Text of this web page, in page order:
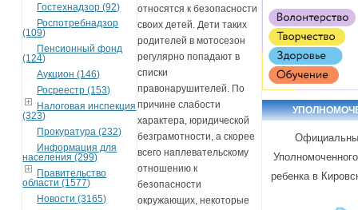
Гостехнадзор (92)
Роспотребнадзор
(109)
Пенсионный фонд
(124)
Аукцион (146)
Росреестр (153)
Налоговая инспекция
(323)
Прокуратура (232)
Информация для
населения (299)
Правительство
области (1577)
Новости (3165)
относятся к безопасности
своих детей. Дети таких
родителей в мотосезон
регулярно попадают в
списки
правонарушителей. По
причине слабости
характера, юридической
безграмотности, а скорее
всего наплевательскому
отношению к
безопасности
окружающих, некоторые
ребенка в